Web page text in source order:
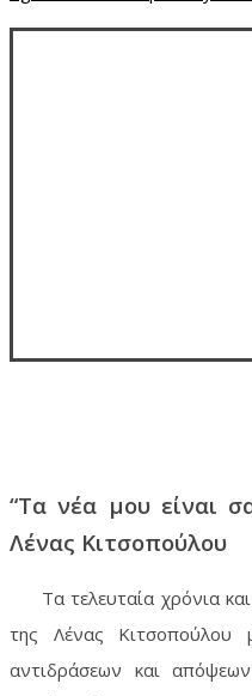
“Τα νέα μου είναι
Λένας Κιτσοπούλου
Τα τελευταία χρόνια
της Λένας Κιτσοπούλου
αντιδράσεων και